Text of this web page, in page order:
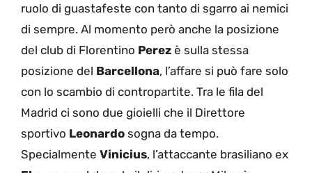
ruolo di guastafeste con tanto di sgarro ai nemici
di sempre. Al momento però anche la posizione
del club di Florentino Perez è sulla stessa
posizione del Barcellona, l’affare si può fare solo
con lo scambio di contropartite. Tra le fila del
Madrid ci sono due gioielli che il Direttore
sportivo Leonardo sogna da tempo.
Specialmente Vinicius, l’attaccante brasiliano ex